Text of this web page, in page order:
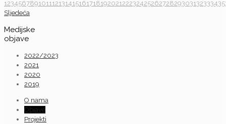
1 234567891011 12131415161718192021 2223242526272829303132333435
Sljedeća
Medijske
objave
2022/2023
2021
2020
2019
O nama
Objave
Projekti